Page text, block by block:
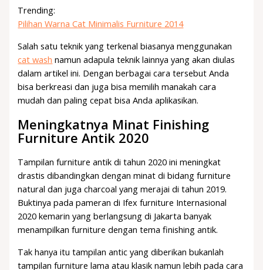
Trending:
Pilihan Warna Cat Minimalis Furniture 2014
Salah satu teknik yang terkenal biasanya menggunakan
cat wash namun adapula teknik lainnya yang akan diulas
dalam artikel ini. Dengan berbagai cara tersebut Anda
bisa berkreasi dan juga bisa memilih manakah cara
mudah dan paling cepat bisa Anda aplikasikan.
Meningkatnya Minat Finishing
Furniture Antik 2020
Tampilan furniture antik di tahun 2020 ini meningkat
drastis dibandingkan dengan minat di bidang furniture
natural dan juga charcoal yang merajai di tahun 2019.
Buktinya pada pameran di Ifex furniture Internasional
2020 kemarin yang berlangsung di Jakarta banyak
menampilkan furniture dengan tema finishing antik.
Tak hanya itu tampilan antic yang diberikan bukanlah
tampilan furniture lama atau klasik namun lebih pada cara